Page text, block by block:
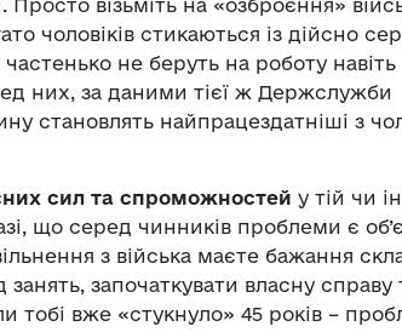
Просто візьміть на «озброєння»
чоловіків стикаються із дійсно
не беруть на роботу навіть
них, за даними тієї ж Держслужби
становлять найпрацездатніші з
сил та спроможностей у тій чи
що серед чинників проблеми є
з війська маєте бажання
занять, започаткувати власну
тобі вже «стукнуло» 45 років –